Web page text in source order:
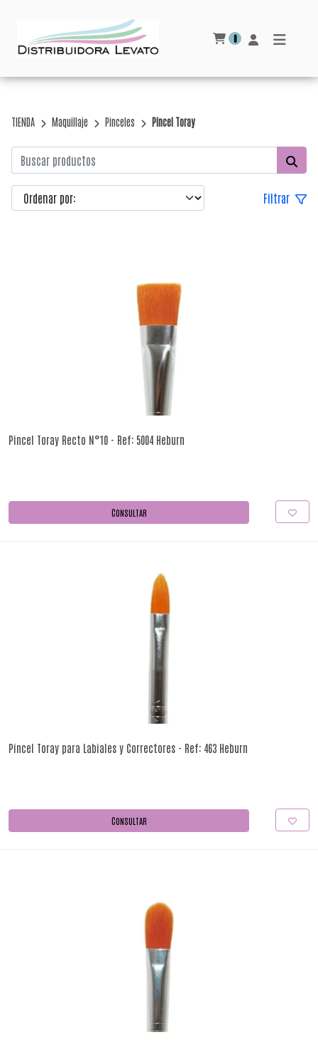
0
TIENDA Maquillaje Pinceles Pincel Toray
Filtrar
Pincel Toray Recto N°10 - Ref: 5004 Heburn
CONSULTAR
Pincel Toray para Labiales y Correctores - Ref: 463 Heburn
CONSULTAR